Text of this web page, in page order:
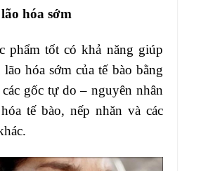
hóa sớm
phẩm tốt có khả năng giúp
hóa sớm của tế bào bằng
gốc tự do – nguyên nhân
tế bào, nếp nhăn và các